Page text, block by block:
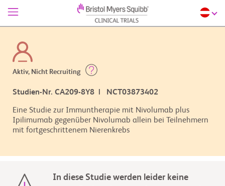
Aktiv, Nicht Recruiting
Studien-Nr. CA209-8Y8 | NCT03873402
Eine Studie zur Immuntherapie mit Nivolumab plus
Ipilimumab gegenüber Nivolumab allein bei Teilnehmern
mit fortgeschrittenem Nierenkrebs
In diese Studie werden leider keine